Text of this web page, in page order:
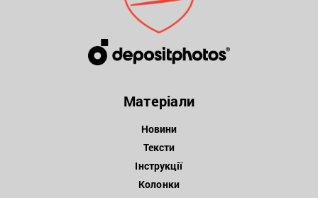
Матеріали
Новини
Тексти
Інструкції
Колонки